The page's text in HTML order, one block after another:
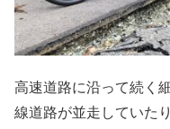
高速道路に沿って続く
線道路が並走していた